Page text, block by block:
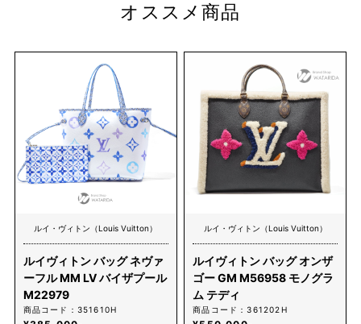
オススメ商品
ルイ・ヴィトン（Louis Vuitton）
ルイヴィトン バッグ ネヴァ
ーフル MM LV バイザプール
M22979
商品コード：351610H
ルイ・ヴィトン（Louis Vuitton）
ルイヴィトン バッグ オンザ
ゴー GM M56958 モノグラ
ム テディ
商品コード：361202H